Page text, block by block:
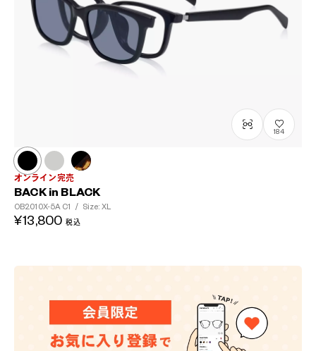
184
オンライン完売
BACK in BLACK
OB2010X-5A C1 / Size: XL
¥13,800 税込
+¥0